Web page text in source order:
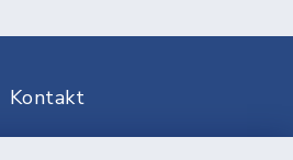
Kontakt